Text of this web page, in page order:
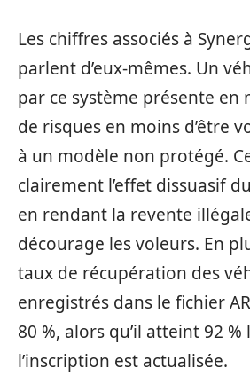
Les chiffres associés à
parlent d’eux-mêmes. Un
par ce système présente en
de risques en moins d’être
à un modèle non protégé.
clairement l’effet dissuasif
en rendant la revente
décourage les voleurs. En
taux de récupération des
enregistrés dans le fichier
80 %, alors qu’il atteint 92 %
l’inscription est actualisée.